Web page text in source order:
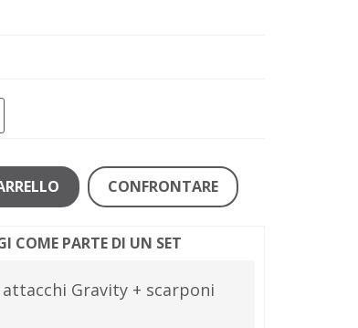
CONFRONTARE
COME PARTE DI UN SET
attacchi Gravity + scarponi